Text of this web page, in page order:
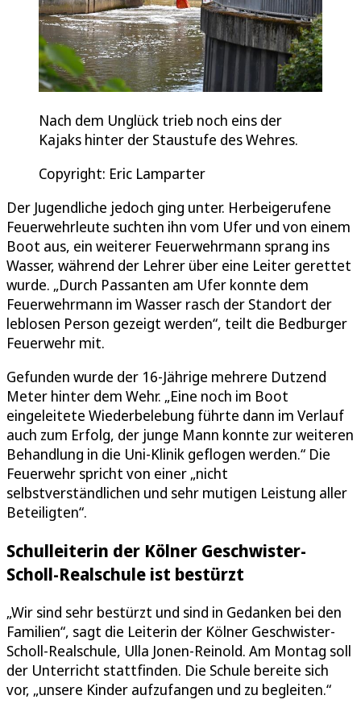
Nach dem Unglück trieb noch eins der
Kajaks hinter der Staustufe des Wehres.
Copyright: Eric Lamparter
Der Jugendliche jedoch ging unter. Herbeigerufene
Feuerwehrleute suchten ihn vom Ufer und von einem
Boot aus, ein weiterer Feuerwehrmann sprang ins
Wasser, während der Lehrer über eine Leiter gerettet
wurde. „Durch Passanten am Ufer konnte dem
Feuerwehrmann im Wasser rasch der Standort der
leblosen Person gezeigt werden“, teilt die Bedburger
Feuerwehr mit.
Gefunden wurde der 16-Jährige mehrere Dutzend
Meter hinter dem Wehr. „Eine noch im Boot
eingeleitete Wiederbelebung führte dann im Verlauf
auch zum Erfolg, der junge Mann konnte zur weiteren
Behandlung in die Uni-Klinik geflogen werden.“ Die
Feuerwehr spricht von einer „nicht
selbstverständlichen und sehr mutigen Leistung aller
Beteiligten“.
Schulleiterin der Kölner Geschwister-
Scholl-Realschule ist bestürzt
„Wir sind sehr bestürzt und sind in Gedanken bei den
Familien“, sagt die Leiterin der Kölner Geschwister-
Scholl-Realschule, Ulla Jonen-Reinold. Am Montag soll
der Unterricht stattfinden. Die Schule bereite sich
vor, „unsere Kinder aufzufangen und zu begleiten.“